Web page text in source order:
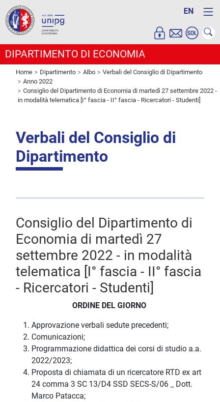
EN
DIPARTIMENTO DI ECONOMIA
Home Dipartimento Albo
Verbali del Consiglio di Dipartimento
Anno 2022
Consiglio del Dipartimento di Economia di martedì 27 settembre 2022 -
in modalità telematica [I° fascia - II° fascia - Ricercatori - Studenti]
Verbali del Consiglio di
Dipartimento
Consiglio del Dipartimento di
Economia di martedì 27
settembre 2022 - in modalità
telematica [I° fascia - II° fascia
- Ricercatori - Studenti]
ORDINE DEL GIORNO
Approvazione verbali sedute precedenti;
Comunicazioni;
Programmazione didattica dei corsi di studio a.a.
2022/2023;
Proposta di chiamata di un ricercatore RTD ex art
24 comma 3 SC 13/D4 SSD SECS-S/06 _ Dott.
Marco Patacca;